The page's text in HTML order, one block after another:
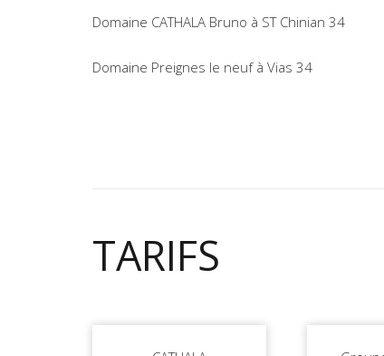
Domaine CATHALA Bruno à ST Chinian 34
Domaine Preignes le neuf à Vias 34
TARIFS